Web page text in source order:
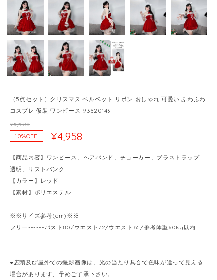
（5点セット）クリスマス ベルベット リボン おしゃれ 可愛い ふわふわ
コスプレ 仮装 ワンピース 93620143
¥5,508
10%OFF
¥4,958
【商品内容】ワンピース、ヘアバンド、チョーカー、ブラストラップ
透明、リストバンク
【カラー】レッド
【素材】ポリエステル
※※サイズ参考(cm)※※
フリー------バスト80/ウエスト72/ウエスト65/参考体重60kg以内
●店頭及び屋外での撮影画像は、光の当たり具合で色味が違って見える
場合があります、予めご了承下さい。